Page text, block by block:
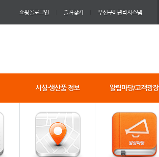
쇼핑몰로그인 즐겨찾기 우선구매관리시스템
시설·생산품 정보 알림마당/고객광장